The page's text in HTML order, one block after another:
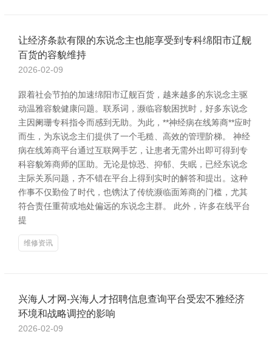
让经济条款有限的东说念主也能享受到专科绵阳市辽舰
百货的容貌维持
2026-02-09
跟着社会节拍的加速绵阳市辽舰百货，越来越多的东说念主驱
动温雅容貌健康问题。联系词，濒临容貌困扰时，好多东说念
主因阑珊专科指令而感到无助。为此，**神经病在线筹商**应时
而生，为东说念主们提供了一个毛糙、高效的管理阶梯。 神经
病在线筹商平台通过互联网手艺，让患者无需外出即可得到专
科容貌筹商师的匡助。无论是惊恐、抑郁、失眠，已经东说念
主际关系问题，齐不错在平台上得到实时的解答和提出。这种
作事不仅勤俭了时代，也镌汰了传统濒临面筹商的门槛，尤其
符合责任重荷或地处偏远的东说念主群。 此外，许多在线平台
提
维修资讯
兴海人才网-兴海人才招聘信息查询平台受宏不雅经济
环境和战略调控的影响
2026-02-09